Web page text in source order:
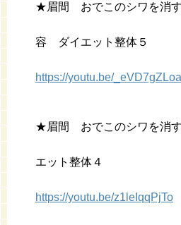
★眉間 おでこのシワを消
容 ダイエット整体５
https://youtu.be/
★眉間 おでこのシワを消
エット整体４
https://youtu.be/z1leIqqPjTo